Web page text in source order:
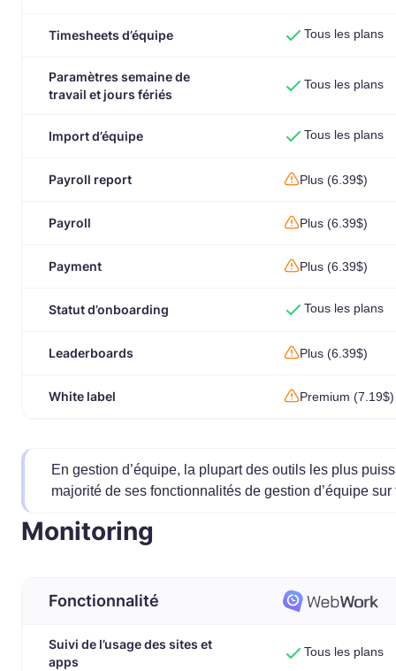
Timesheets d’équipe Tous les plans
Paramètres semaine de
travail et jours fériés
Tous les plans
Import d’équipe Tous les plans
Payroll report Plus (6.39$)
Payroll Plus (6.39$)
Payment Plus (6.39$)
Statut d’onboarding Tous les plans
Leaderboards Plus (6.39$)
White label Premium (7.19$)
En gestion d’équipe, la plupart des outils les plus
majorité de ses fonctionnalités de gestion d’équipe
Monitoring
Fonctionnalité
Suivi de l’usage des sites et
apps
Tous les plans